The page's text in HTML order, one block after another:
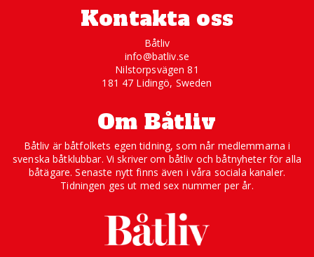
Kontakta oss
Båtliv
info@batliv.se
Nilstorpsvägen 81
181 47 Lidingö, Sweden
Om Båtliv
Båtliv är båtfolkets egen tidning, som når medlemmarna i
svenska båtklubbar. Vi skriver om båtliv och båtnyheter för alla
båtägare. Senaste nytt finns även i våra sociala kanaler.
Tidningen ges ut med sex nummer per år.